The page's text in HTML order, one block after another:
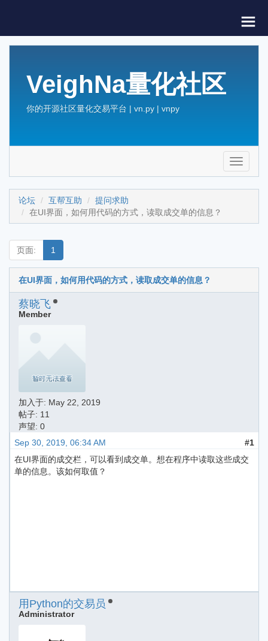
VeighNa量化社区
你的开源社区量化交易平台 | vn.py | vnpy
Toggle
论坛 互帮互助
提问求助
在UI界面，如何用代码的方式，读取成交单的信息？
页面: 1
在UI界面，如何用代码的方式，读取成交单的信息？
蔡晓飞
Member
加入于: May 22, 2019
帖子: 11
声望: 0
Sep 30, 2019, 06:34 AM
#1
在UI界面的成交栏，可以看到成交单。想在程序中读取这些成交
单的信息。该如何取值？
用Python的交易员
Administrator